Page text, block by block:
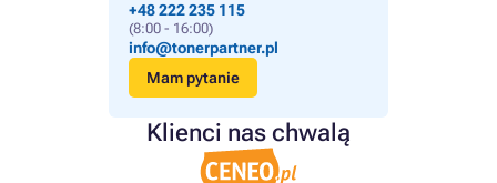
+48 222 235 115
(8:00 - 16:00)
info@tonerpartner.pl
Mam pytanie
Klienci nas chwalą